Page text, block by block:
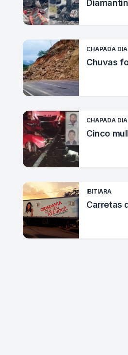
CHAPADA
Chuvas
CHAPADA
Cinco
IBITIARA
Carretas